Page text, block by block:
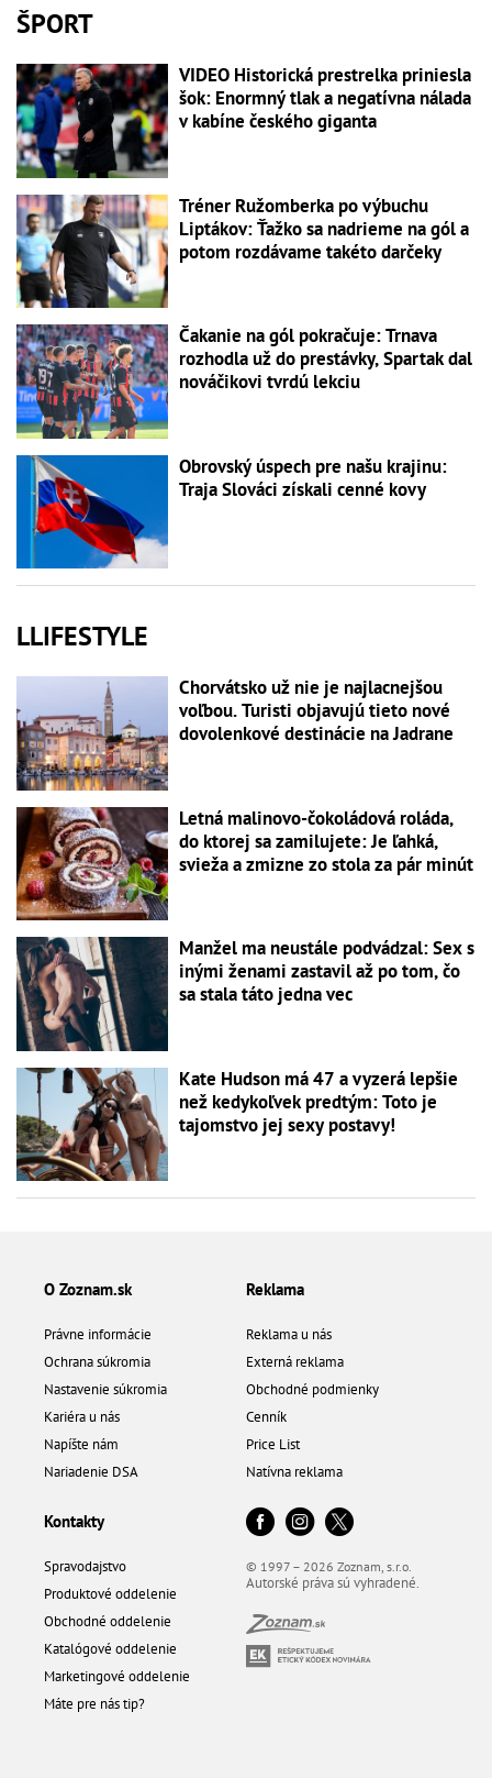
ŠPORT
VIDEO Historická prestrelka priniesla
šok: Enormný tlak a negatívna nálada
v kabíne českého giganta
Tréner Ružomberka po výbuchu
Liptákov: Ťažko sa nadrieme na gól a
potom rozdávame takéto darčeky
Čakanie na gól pokračuje: Trnava
rozhodla už do prestávky, Spartak dal
nováčikovi tvrdú lekciu
Obrovský úspech pre našu krajinu:
Traja Slováci získali cenné kovy
LLIFESTYLE
Chorvátsko už nie je najlacnejšou
voľbou. Turisti objavujú tieto nové
dovolenkové destinácie na Jadrane
Letná malinovo-čokoládová roláda,
do ktorej sa zamilujete: Je ľahká,
svieža a zmizne zo stola za pár minút
Manžel ma neustále podvádzal: Sex s
inými ženami zastavil až po tom, čo
sa stala táto jedna vec
Kate Hudson má 47 a vyzerá lepšie
než kedykoľvek predtým: Toto je
tajomstvo jej sexy postavy!
O Zoznam.sk
Právne informácie
Ochrana súkromia
Nastavenie súkromia
Kariéra u nás
Napíšte nám
Nariadenie DSA
Reklama
Reklama u nás
Externá reklama
Obchodné podmienky
Cenník
Price List
Natívna reklama
Kontakty
Spravodajstvo
Produktové oddelenie
Obchodné oddelenie
Katalógové oddelenie
Marketingové oddelenie
Máte pre nás tip?
© 1997 – 2026 Zoznam, s.r.o.
Autorské práva sú vyhradené.